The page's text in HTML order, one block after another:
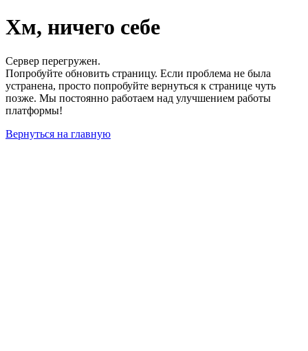
Хм, ничего себе
Сервер перегружен.
Попробуйте обновить страницу. Если проблема не была
устранена, просто попробуйте вернуться к странице чуть
позже. Мы постоянно работаем над улучшением работы
платформы!
Вернуться на главную